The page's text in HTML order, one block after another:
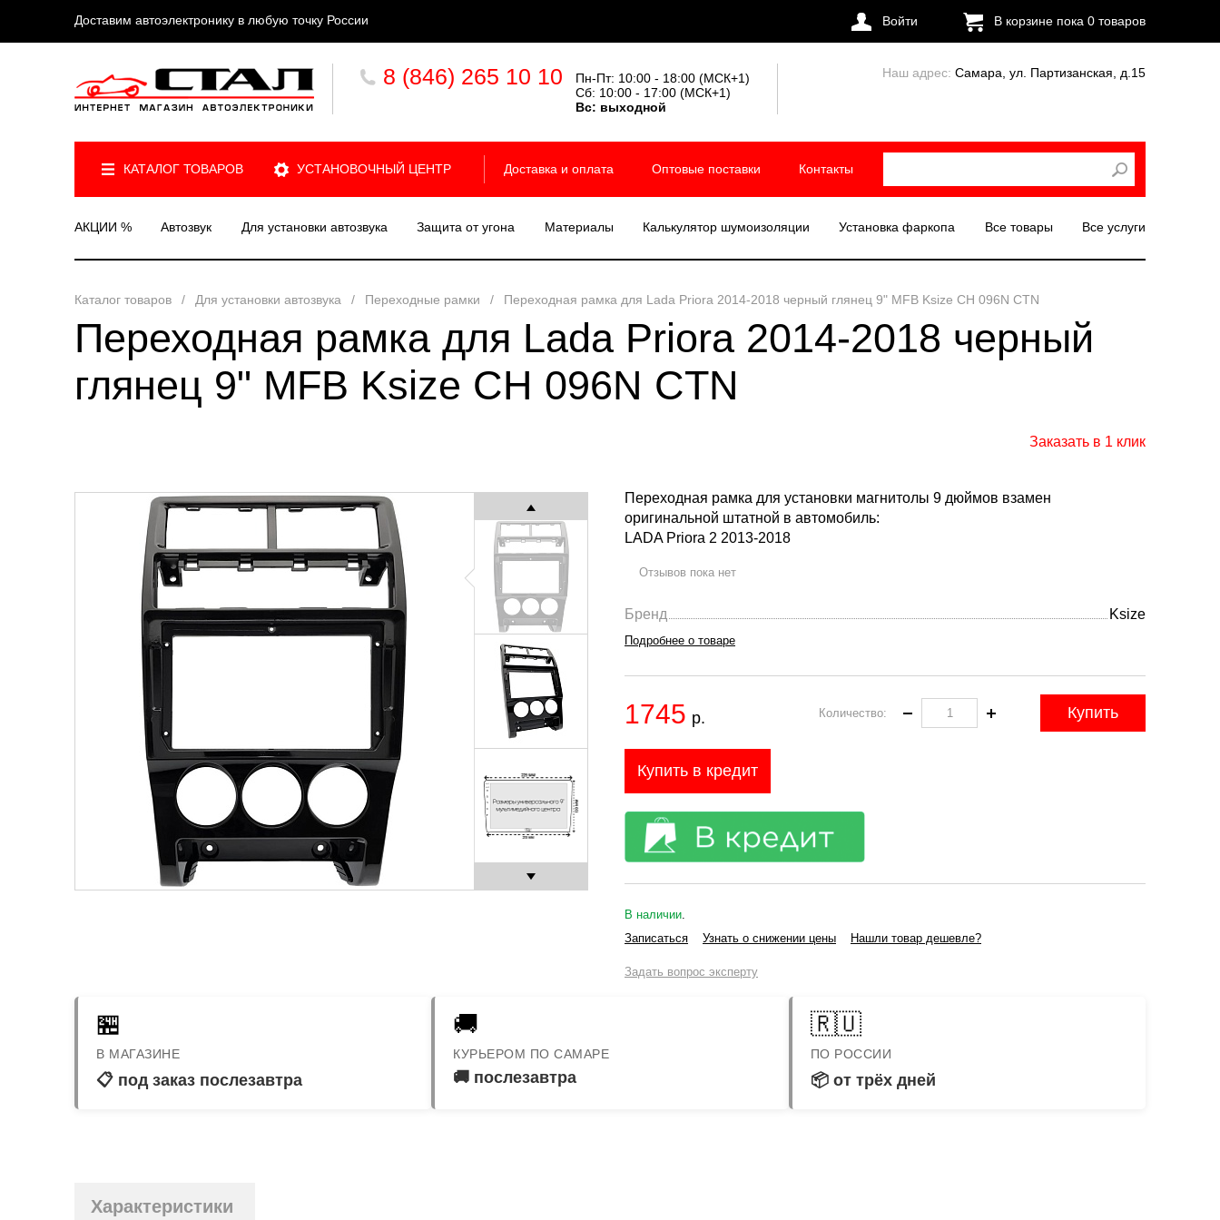
Доставим автоэлектронику в любую точку России Войти В корзине пока 0 товаров
8 (846) 265 10 10
Пн-Пт: 10:00 - 18:00 (МСК+1)
Сб: 10:00 - 17:00 (МСК+1)
Вс: выходной
Наш адрес: Самара, ул. Партизанская, д.15
КАТАЛОГ ТОВАРОВ УСТАНОВОЧНЫЙ ЦЕНТР Доставка и оплата Оптовые поставки Контакты
АКЦИИ % Автозвук Для установки автозвука Защита от угона Материалы Калькулятор шумоизоляции Установка фаркопа Все товары Все услуги
Каталог товаров / Для установки автозвука / Переходные рамки / Переходная рамка для Lada Priora 2014-2018 черный глянец 9" MFB Ksize CH 096N CTN
Переходная рамка для Lada Priora 2014-2018 черный
глянец 9" MFB Ksize CH 096N CTN
Заказать в 1 клик
Переходная рамка для установки магнитолы 9 дюймов взамен
оригинальной штатной в автомобиль:
LADA Priora 2 2013-2018
Отзывов пока нет
Бренд Ksize
Подробнее о товаре
1745 р. Количество: Купить
Купить в кредит
В наличии.
Записаться
Узнать о снижении цены Нашли товар дешевле?
Задать вопрос эксперту
🏪
В МАГАЗИНЕ
📋 под заказ послезавтра
🚚
КУРЬЕРОМ ПО САМАРЕ
🚚 послезавтра
🇷🇺
ПО РОССИИ
📦 от трёх дней
Характеристики